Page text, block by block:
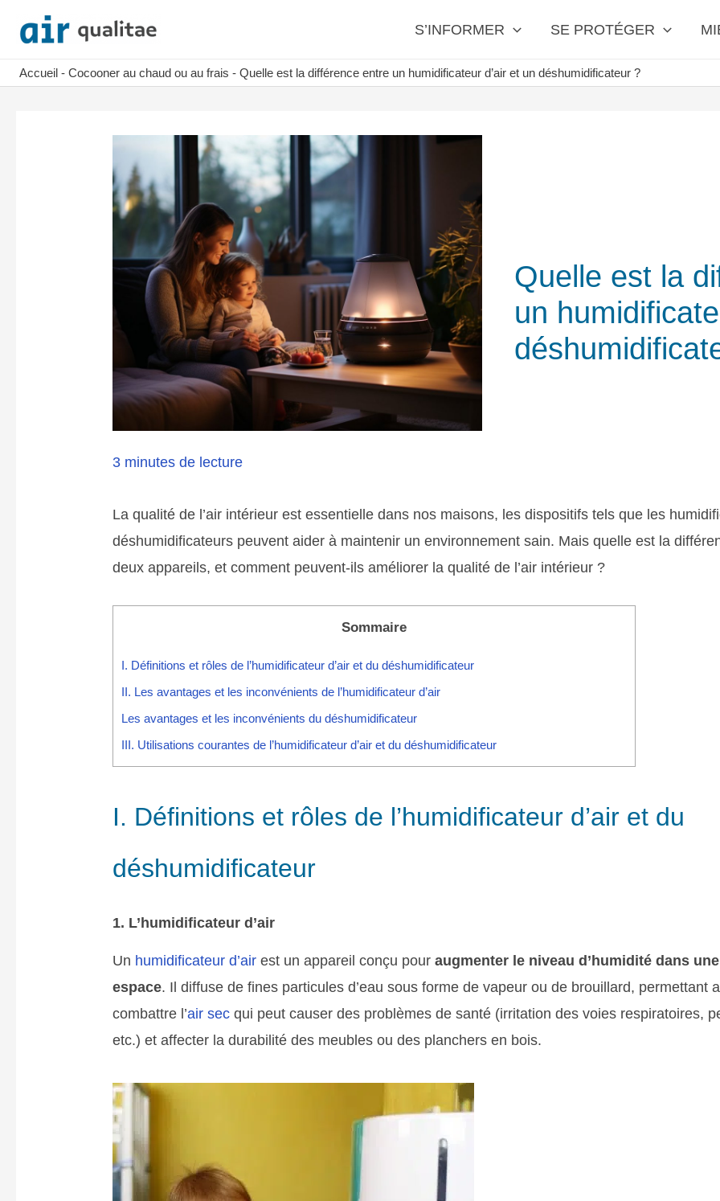
contenu
S’INFORMER SE PROTÉGER
Accueil - Cocooner au chaud ou au frais - Quelle est la différence entre un humidificateur d’air et un déshumidificateur ?
Quelle est la
un
3 minutes de lecture
La qualité de l’air intérieur est essentielle dans nos maisons, les dispositifs tels que les
déshumidificateurs peuvent aider à maintenir un environnement sain. Mais quelle est la
deux appareils, et comment peuvent-ils améliorer la qualité de l’air intérieur ?
Sommaire
I. Définitions et rôles de l’humidificateur d’air et du déshumidificateur
II. Les avantages et les inconvénients de l’humidificateur d’air
Les avantages et les inconvénients du déshumidificateur
III. Utilisations courantes de l’humidificateur d’air et du déshumidificateur
I. Définitions et rôles de l’humidificateur d’air et du
déshumidificateur
1. L’humidificateur d’air
Un humidificateur d’air est un appareil conçu pouraugmenter le niveau d’humidité dans
espace. Il diffuse de fines particules d’eau sous forme de vapeur ou de brouillard, permettant
combattre l’air sec qui peut causer des problèmes de santé (irritation des voies respiratoires,
etc.) et affecter la durabilité des meubles ou des planchers en bois.